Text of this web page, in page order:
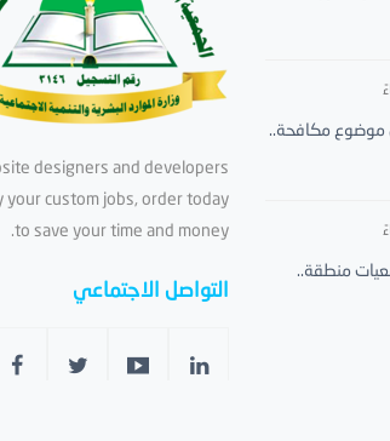
موضوع مكافحة..
منطقة..
designers and developers
custom jobs, order today
to save your time and money.
التواصل الاجتماعي